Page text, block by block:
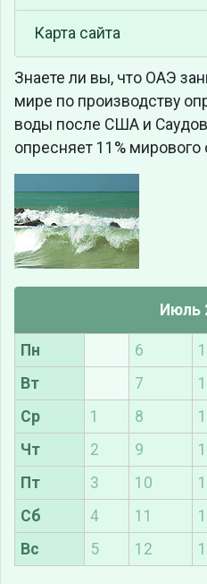
Карта сайта
Знаете ли вы, что ОАЭ
мире по производству
воды после США и
опресняет 11% мирового
Июль
Пн 6
Вт
7
Ср
1 8
Чт
2 9
Пт
3 10
Сб
4 11
Вс
5 12